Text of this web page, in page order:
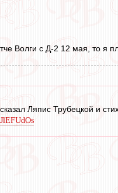
Волги с Д-2 12 мая, то я
Ляпис Трубецкой и